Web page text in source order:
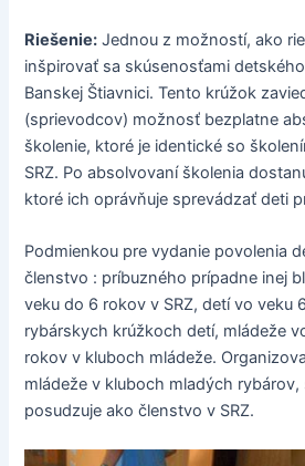
Riešenie: Jednou z možností, ako
inšpirovať sa skúsenosťami
Banskej Štiavnici. Tento krúžok
(sprievodcov) možnosť bezplatne
školenie, ktoré je identické so
SRZ. Po absolvovaní školenia
ktoré ich oprávňuje sprevádzať deti
Podmienkou pre vydanie povolenia
členstvo : príbuzného prípadne inej
veku do 6 rokov v SRZ, detí vo veku
rybárskych krúžkoch detí, mládeže
rokov v kluboch mládeže.
mládeže v kluboch mladých rybárov,
posudzuje ako členstvo v SRZ.